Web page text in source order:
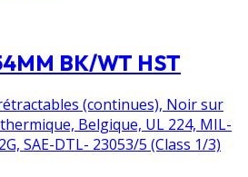
BK/WT HST
(continues), Noir sur
Belgique, UL 224, MIL-
SAE-DTL- 23053/5 (Class 1/3)